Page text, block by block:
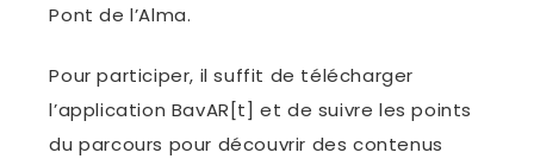
Pont de l’Alma.
Pour participer, il suffit de télécharger
l’application BavAR[t] et de suivre les points
du parcours pour découvrir des contenus